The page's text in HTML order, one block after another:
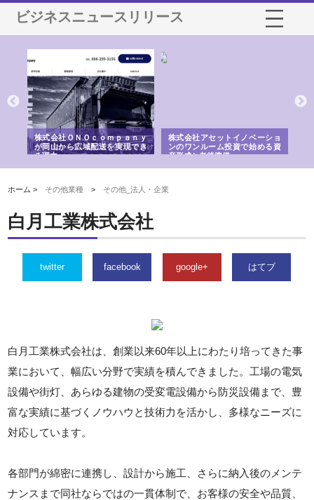
ビジネスニュースリリース
株式会社ＯＮＯｃｏｍｐａｎｙ
が岡山から広域配送を実現でき
る理由
株式会社アセットイノベーショ
ンのワンルーム投資で始める資
産形成と老後準備
ホーム > その他業種 > その他_法人・企業
白月工業株式会社
twitter facebook google+ はてブ
白月工業株式会社は、創業以来60年以上にわたり培ってきた事
業において、幅広い分野で実績を積んできました。工場の電気
設備や街灯、あらゆる建物の受変電設備から防災設備まで、豊
富な実績に基づくノウハウと技術力を活かし、多様なニーズに
対応しています。
各部門が綿密に連携し、設計から施工、さらに納入後のメンテ
ナンスまで同社ならではの一貫体制で、お客様の安全や品質、